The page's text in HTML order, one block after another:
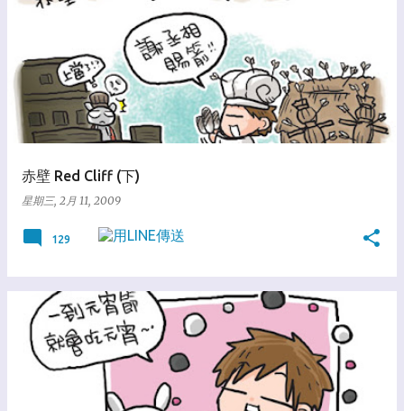
赤壁 Red Cliff (下)
星期三, 2月 11, 2009
129